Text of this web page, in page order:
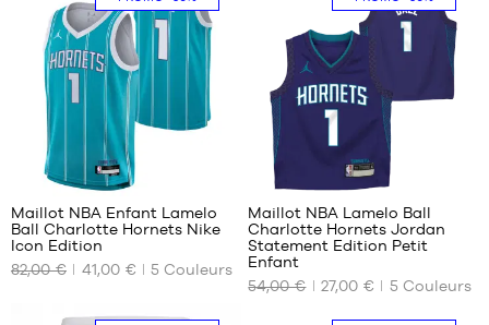
unique
NOS
DISPONIBLES
38
Maillot NBA Enfant Lamelo
Ball Charlotte Hornets Nike
Icon Edition
82,00 €
41,00 € 5 Couleurs
NOS
TAILLES
DISPONIBLES
38
Maillot NBA Lamelo Ball
Charlotte Hornets Jordan
Statement Edition Petit
Enfant
54,00 €
27,00 € 5 Couleurs